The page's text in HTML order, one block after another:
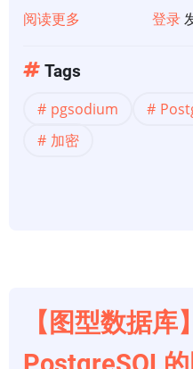
阅读更多
密
登录
Tags
pgsodium
加密
【图型数据库